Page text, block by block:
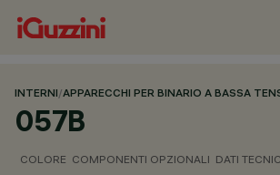
INTERNI/APPARECCHI PER BINARIO A BASSA
057B
COLORE COMPONENTI OPZIONALI DATI